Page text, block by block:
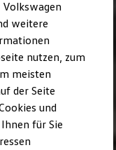
weitere
nutzen, zum
meisten
der Seite
und
für Sie